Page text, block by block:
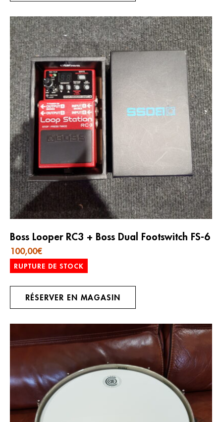
Boss Looper RC3 + Boss Dual Footswitch FS-6
100,00€
RUPTURE DE STOCK
RÉSERVER EN MAGASIN